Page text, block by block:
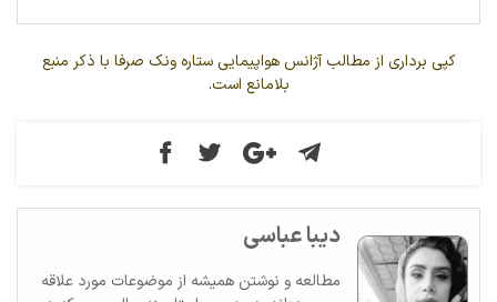
کپی برداری از مطالب آژانس هواپیمایی ستاره ونک صرفا با ذکر منبع
بلامانع است.
دیبا عباسی
مطالعه و نوشتن همیشه از موضوعات مورد علاقه